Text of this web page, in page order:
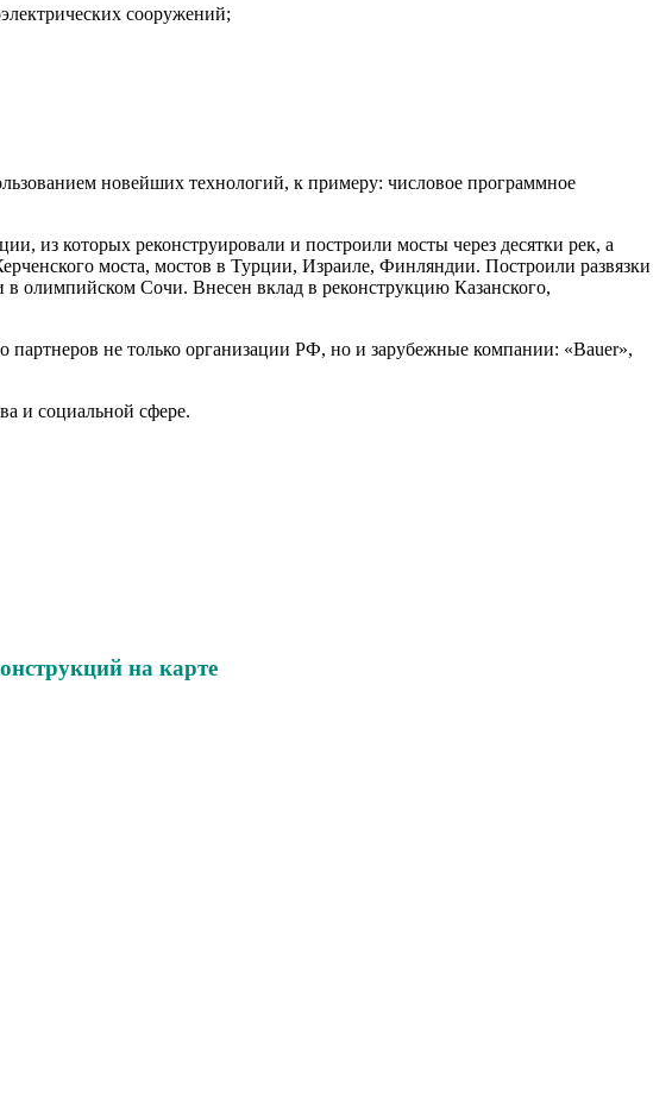
сооружений;
новейших технологий, к примеру: числовое программное
из которых реконструировали и построили мосты через десятки рек, а
моста, мостов в Турции, Израиле, Финляндии. Построили развязки
олимпийском Сочи. Внесен вклад в реконструкцию Казанского,
не только организации РФ, но и зарубежные компании: «Bauer»,
и социальной сфере.
на карте